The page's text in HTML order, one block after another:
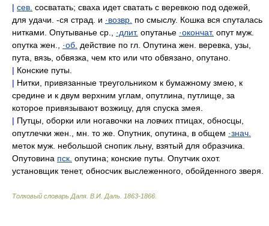
| сев. сосватать; сваха идет сватать с веревкою под одежей,
для удачи. -ся страд. и ·возвр. по смыслу. Кошка вся спуталась
нитками. Опутыванье ср., ·длит. опутанье ·окончат. опут муж.
опутка жен., ·об. действие по гл. Опутина жен. веревка, узы,
пута, вязь, обвязка, чем кто или что обвязано, опутано.
| Конские путы.
| Нитки, привязанные треугольником к бумажному змею, к
средине и к двум верхним углам, опутлина, путлище, за
которое привязывают возжицу, для спуска змея.
| Путцы, оборки или ногавочки на ловчих птицах, обносцы,
опутлечки жен., мн. то же. Опутник, опутина, в общем ·знач.
меток муж. небольшой снопик льну, взятый для образчика.
Опутовина пск. опутина; конские путы. Опутчик охот.
установщик тенет, обносчик выслеженного, обойденного зверя.
Толковый словарь Даля В.И. Даль. 1863-1866